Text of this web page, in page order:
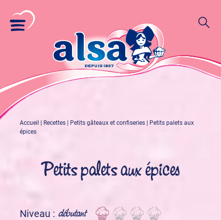
Accueil Recettes Petits gâteaux et confiseries
Petits palets aux
épices
Petits palets aux épices
Niveau : débutant